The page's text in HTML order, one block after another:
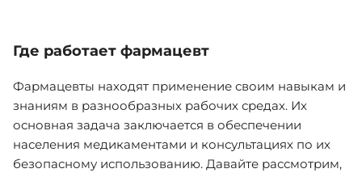
Где работает фармацевт
Фармацевты находят применение своим навыкам и
знаниям в разнообразных рабочих средах. Их
основная задача заключается в обеспечении
населения медикаментами и консультациях по их
безопасному использованию. Давайте рассмотрим,